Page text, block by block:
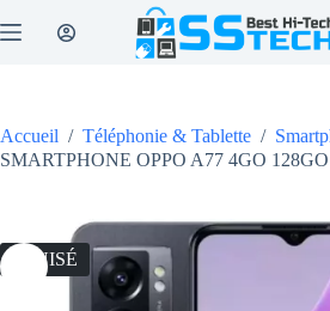
au
Accueil / Téléphonie & Tablette /
SMARTPHONE OPPO A77 4GO
ÉPUISÉ